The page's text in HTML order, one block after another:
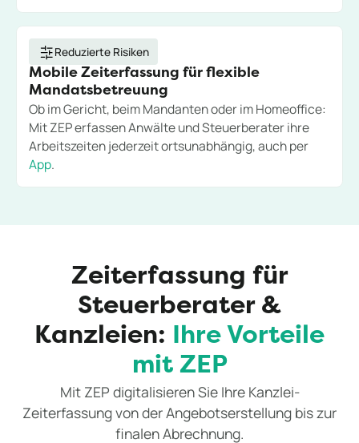
Reduzierte Risiken
Mobile Zeiterfassung für flexible
Mandatsbetreuung
Ob im Gericht, beim Mandanten oder im Homeoffice:
Mit ZEP erfassen Anwälte und Steuerberater ihre
Arbeitszeiten jederzeit ortsunabhängig, auch per
App.
Zeiterfassung für
Steuerberater &
Kanzleien: Ihre Vorteile
mit ZEP
Mit ZEP digitalisieren Sie Ihre Kanzlei-
Zeiterfassung von der Angebotserstellung bis zur
finalen Abrechnung.